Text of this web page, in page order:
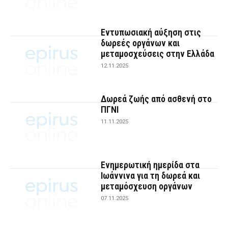
Εντυπωσιακή αύξηση στις
δωρεές οργάνων και
μεταμοσχεύσεις στην Ελλάδα
12.11.2025
Δωρεά ζωής από ασθενή στο
ΠΓΝΙ
11.11.2025
Ενημερωτική ημερίδα στα
Ιωάννινα για τη δωρεά και
μεταμόσχευση οργάνων
07.11.2025